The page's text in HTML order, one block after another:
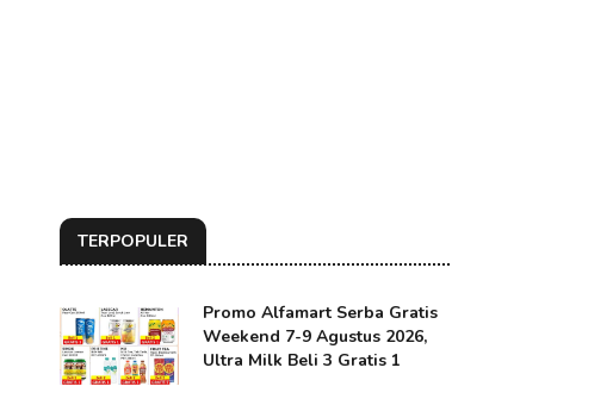
TERPOPULER
Promo Alfamart Serba Gratis
Weekend 7-9 Agustus 2026,
Ultra Milk Beli 3 Gratis 1